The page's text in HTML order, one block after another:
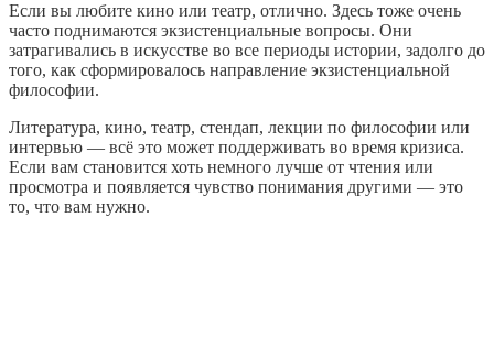
Если вы любите кино или театр, отлично. Здесь тоже очень
часто поднимаются экзистенциальные вопросы. Они
затрагивались в искусстве во все периоды истории, задолго до
того, как сформировалось направление экзистенциальной
философии.
Литература, кино, театр, стендап, лекции по философии или
интервью — всё это может поддерживать во время кризиса.
Если вам становится хоть немного лучше от чтения или
просмотра и появляется чувство понимания другими — это
то, что вам нужно.